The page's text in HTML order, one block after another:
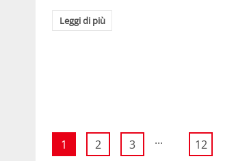
Leggi di più
1 2 3 ... 12